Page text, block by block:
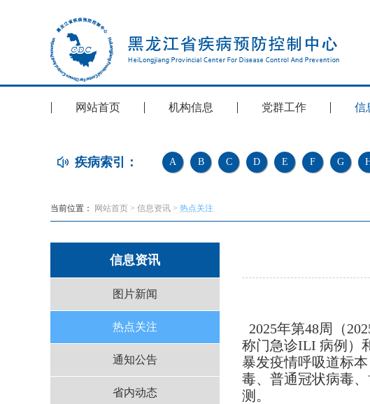
网站首页 机构信息 党群工作 信
疾病索引： A B C D E F G
当前位置： 网站首页 > 信息资讯 > 热点关注
信息资讯
图片新闻
热点关注
通知公告
省内动态
2025年第48周（
称门急诊ILI 病例）
暴发疫情呼吸道标
毒、普通冠状病毒
测。